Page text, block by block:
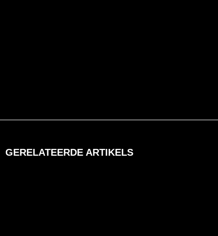
GERELATEERDE ARTIKELS